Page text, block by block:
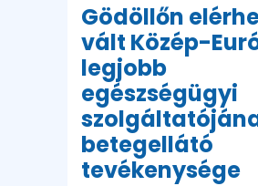
Gödöllőn
vált Közép-
legjobb
egészségügyi
betegellátó
tevékenysége